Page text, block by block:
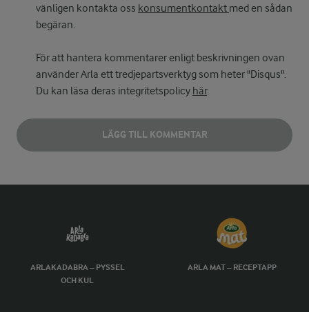
vänligen kontakta oss konsumentkontakt med en sådan
begäran.
För att hantera kommentarer enligt beskrivningen ovan
använder Arla ett tredjepartsverktyg som heter "Disqus".
Du kan läsa deras integritetspolicy här.
LÄGG TILL KOMMENTAR
ARLAKADABRA – PYSSEL
OCH KUL
ARLA MAT – RECEPTAPP